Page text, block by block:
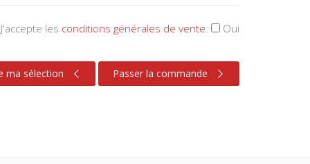
J'accepte les conditions générales de vente: Oui
ma sélection Passer la commande